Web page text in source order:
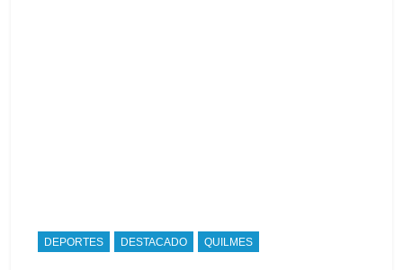
DEPORTES DESTACADO QUILMES